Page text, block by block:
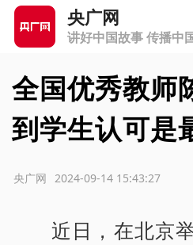
央广网
讲好中国故事 传播中
全国优秀教师
到学生认可是
2024-09-14 15:43:27
央广网
近日，在北京